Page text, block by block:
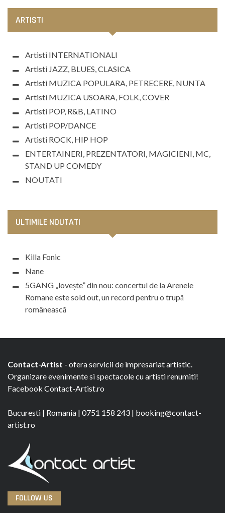
ARTISTI
Artisti INTERNATIONALI
Artisti JAZZ, BLUES, CLASICA
Artisti MUZICA POPULARA, PETRECERE, NUNTA
Artisti MUZICA USOARA, FOLK, COVER
Artisti POP, R&B, LATINO
Artisti POP/DANCE
Artisti ROCK, HIP HOP
ENTERTAINERI, PREZENTATORI, MAGICIENI, MC,
STAND UP COMEDY
NOUTATI
ULTIMILE NOUTATI
Killa Fonic
Nane
5GANG „lovește” din nou: concertul de la Arenele
Romane este sold out, un record pentru o trupă
românească
Contact-Artist - ofera servicii de impresariat artistic.
Organizare evenimente si spectacole cu artisti renumiti!
Facebook Contact-Artist.ro
Bucuresti | Romania | 0751 158 243 | booking@contact-
artist.ro
FOLLOW US